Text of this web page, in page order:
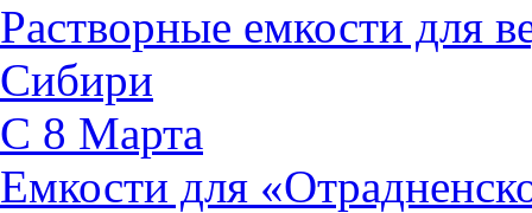
Растворные емкости для
Сибири
C 8 Марта
Емкости для